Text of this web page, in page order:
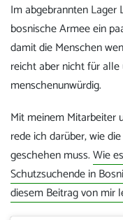
Im abgebrannten Lager
bosnische Armee ein
damit die Menschen
reicht aber nicht für
menschenunwürdig.
Mit meinem Mitarbeiter
rede ich darüber, wie
geschehen muss.Wie
Schutzsuchende in
diesem Beitrag von mir